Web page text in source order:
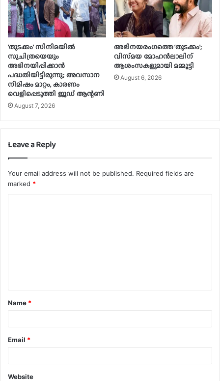
‘തുടക്കം’ സിനിമയിൽ
സുചിത്രയെയും
അഭിനയിപ്പിക്കാൻ
പദ്ധതിയിട്ടിരുന്നു; അവസാന
നിമിഷം മാറ്റം, കാരണം
വെളിപ്പെടുത്തി ജൂഡ് ആന്റണി
August 7, 2026
അഭിനയരംഗത്തെ ‘തുടക്കം’;
വിസ്‍മയ മോഹന്‍ലാലിന്
ആശംസകളുമായി മമ്മൂട്ടി
August 6, 2026
Leave a Reply
Your email address will not be published. Required fields are
marked *
t
*
Name *
Email *
Website